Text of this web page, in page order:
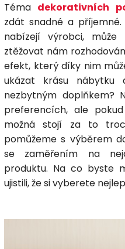
Téma dekorativních
zdát snadné a
nabízejí výrobci,
ztěžovat nám
efekt, který díky nim
ukázat krásu nábytku
nezbytným doplňkem?
preferencích, ale
možná stojí za to
pomůžeme s výběrem
se zaměřením na
produktu. Na co byste
ujistili, že si vyberete